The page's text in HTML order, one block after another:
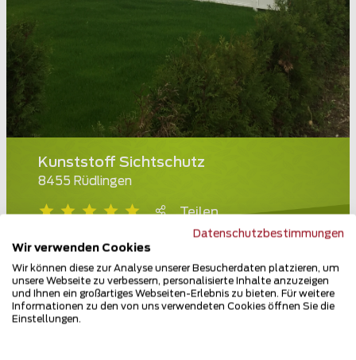
Kunststoff Sichtschutz
8455 Rüdlingen
Teilen
Datenschutzbestimmungen
Wir verwenden Cookies
Wir können diese zur Analyse unserer Besucherdaten platzieren, um
unsere Webseite zu verbessern, personalisierte Inhalte anzuzeigen
und Ihnen ein großartiges Webseiten-Erlebnis zu bieten. Für weitere
Informationen zu den von uns verwendeten Cookies öffnen Sie die
Einstellungen.